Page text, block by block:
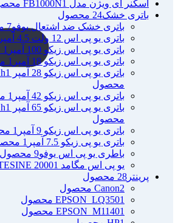
اسکنر ای ویژن مدل FB1000N 1 محصول
باتری خشک24 محصول
باتری خشک ضد اشتعال یوفو7 محصول
باتری یو پی اس 12 ولت 4.5 آمپر-یوفو
باتری یو پی اس زیکو 100 آمپر
1 محصول
باتری یو پی اس زیکو 18 آمپر
1 محصول
باتری یو پی اس زیکو 28 آمپر zico UPS Battery 28Ah
1
محصول
باتری یو پی اس زیکو 42 آمپر
1 محصول
باتری یو پی اس زیکو 65 آمپر zico UPS Battery 65Ah
1
محصول
باتری یو پی اس زیکو 9 آمپر
1 محصول
باتری یو پی زیکو 7.5 آمپر
1 محصول
باطری یو پی اس یوفو9 محصول
یو پی اس مگامد GATESINE 2000 1 محصول
پرینتر 28 محصول
Canon2 محصول
EPSON_LQ3501 محصول
EPSON_M11401 محصول